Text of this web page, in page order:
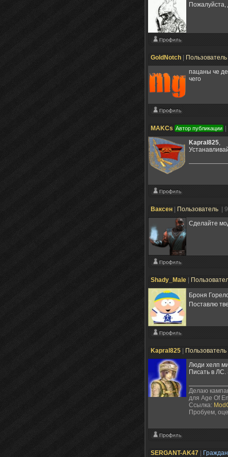
Пожалуйста,
GoldNotch
Пользователь
пацаны че
чего
MAKCs Автор публикации
Kapral825,
Ваксен Пользователь
|
Сделайте
Shady_Male
Броня
Поставлю
Kapral825
Пользователь
Люди хелп
Писать в ЛС.
Делаю
для Age Of
Ссылка:
Пробуем,
SERGANT-AK47